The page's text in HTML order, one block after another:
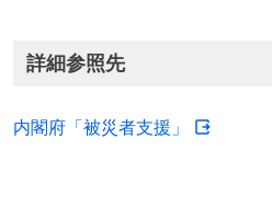
詳細参照先
内閣府「被災者支援」